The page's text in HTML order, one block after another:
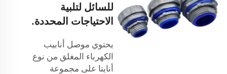
للسائل لتلبية
الاحتياجات المحددة.
يحتوي موصل أنابيب
الكهرباء المغلق من نوع
أنايتا على مجموعة